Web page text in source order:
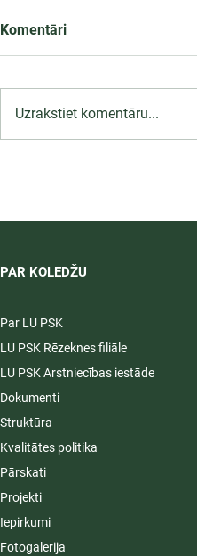
Komentāri
Uzrakstiet komentāru...
PAR KOLEDŽU
Par LU PSK
LU PSK Rēzeknes filiāle
LU PSK Ārstniecības iestāde
Dokumenti
Struktūra
Kvalitātes politika
Pārskati
Projekti
Iepirkumi
Fotogalerija